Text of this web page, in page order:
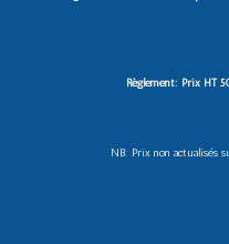
Règlement: Prix HT
NB: Prix non actualisés